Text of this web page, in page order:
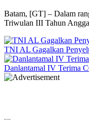
Batam, [GT] – Dalam
Triwulan III Tahun
TNI AL Gagalkan
Danlantamal IV Terima